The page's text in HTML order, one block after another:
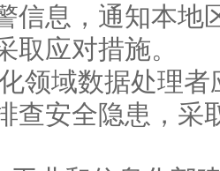
信息，通知本地
取应对措施。
领域数据处理
查安全隐患，采